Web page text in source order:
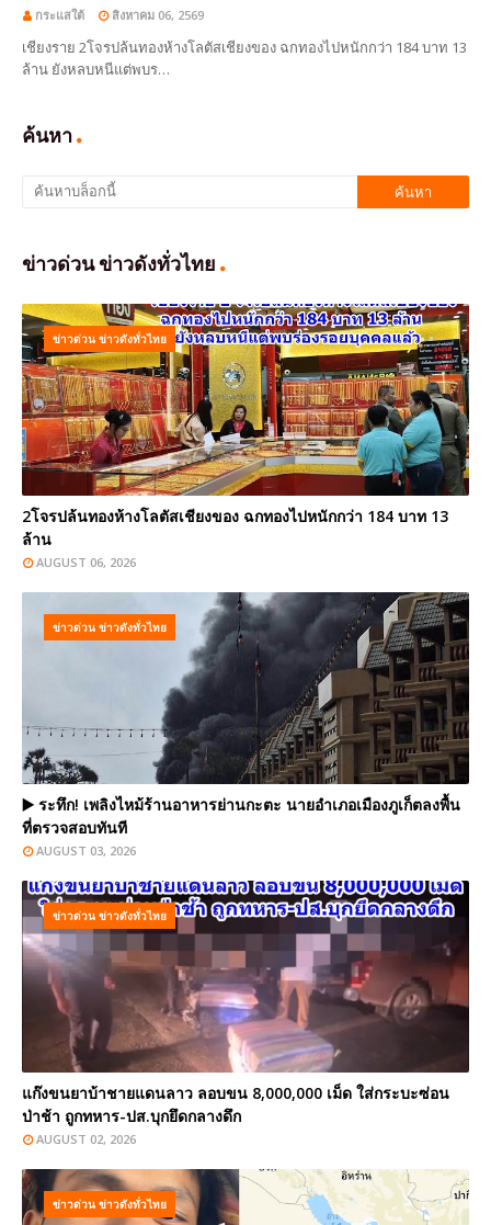
กระแสใต้ สิงหาคม 06, 2569
เชียงราย 2โจรปล้นทองห้างโลตัสเชียงของ ฉกทองไปหนักกว่า 184 บาท 13
ล้าน ยังหลบหนีแต่พบร…
ค้นหา
ข่าวด่วน ข่าวดังทั่วไทย
ข่าวด่วน ข่าวดังทั่วไทย
2โจรปล้นทองห้างโลตัสเชียงของ ฉกทองไปหนักกว่า 184 บาท 13
ล้าน
AUGUST 06, 2026
ข่าวด่วน ข่าวดังทั่วไทย
▶️ ระทึก! เพลิงไหม้ร้านอาหารย่านกะตะ นายอำเภอเมืองภูเก็ตลงพื้น
ที่ตรวจสอบทันที
AUGUST 03, 2026
ข่าวด่วน ข่าวดังทั่วไทย
แก๊งขนยาบ้าชายแดนลาว ลอบขน 8,000,000 เม็ด ใส่กระบะซ่อน
ป่าช้า ถูกทหาร-ปส.บุกยึดกลางดึก
AUGUST 02, 2026
ข่าวด่วน ข่าวดังทั่วไทย